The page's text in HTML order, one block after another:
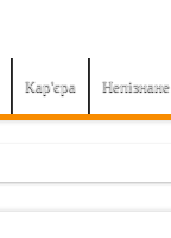
Кар'єра Непізнане